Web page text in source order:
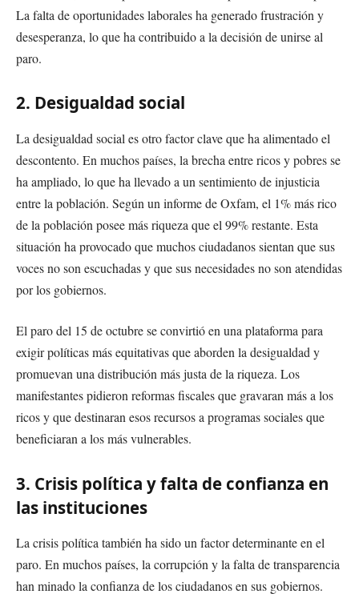
La falta de oportunidades laborales ha generado frustración y
desesperanza, lo que ha contribuido a la decisión de unirse al
paro.
2. Desigualdad social
La desigualdad social es otro factor clave que ha alimentado el
descontento. En muchos países, la brecha entre ricos y pobres se
ha ampliado, lo que ha llevado a un sentimiento de injusticia
entre la población. Según un informe de Oxfam, el 1% más rico
de la población posee más riqueza que el 99% restante. Esta
situación ha provocado que muchos ciudadanos sientan que sus
voces no son escuchadas y que sus necesidades no son atendidas
por los gobiernos.
El paro del 15 de octubre se convirtió en una plataforma para
exigir políticas más equitativas que aborden la desigualdad y
promuevan una distribución más justa de la riqueza. Los
manifestantes pidieron reformas fiscales que gravaran más a los
ricos y que destinaran esos recursos a programas sociales que
beneficiaran a los más vulnerables.
3. Crisis política y falta de confianza en
las instituciones
La crisis política también ha sido un factor determinante en el
paro. En muchos países, la corrupción y la falta de transparencia
han minado la confianza de los ciudadanos en sus gobiernos.